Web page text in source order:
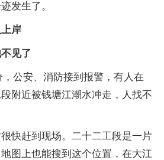
发生了。
岸
见了
，公安、消防接到报警，有人在
附近被钱塘江潮水冲走，人找不
快赶到现场。二十二工段是一片
图上也能搜到这个位置，在大江